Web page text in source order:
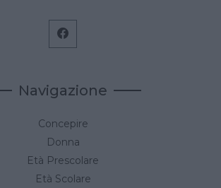
Navigazione
Concepire
Donna
Età Prescolare
Età Scolare